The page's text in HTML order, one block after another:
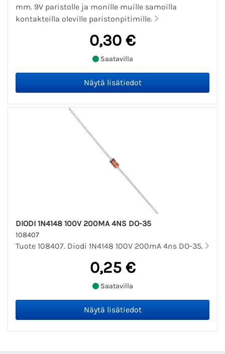
mm. 9V paristolle ja monille muille samoilla
kontakteilla oleville paristonpitimille.
0,30 €
Saatavilla
DIODI 1N4148 100V 200MA 4NS DO-35
108407
Tuote 108407. Diodi 1N4148 100V 200mA 4ns DO-35.
0,25 €
Saatavilla